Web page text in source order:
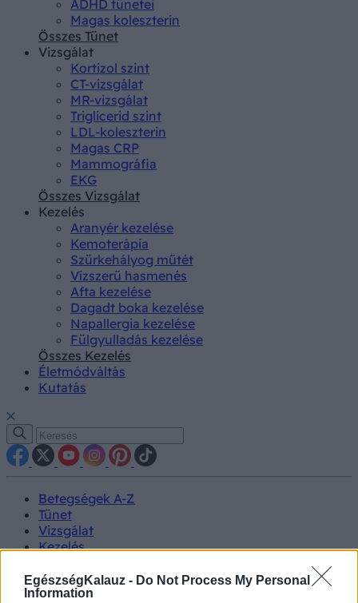
EgészségKalauz - Do Not Process My Personal
Information
ADHD tünetei
Magas koleszterin
Összes Tünet
Vizsgálat
Kortizol szint
CT-vizsgálat
MR-vizsgálat
Triglicerid szint
LDL-koleszterin
Magas CRP
Mammográfia
EKG
Összes Vizsgálat
Kezelés
Aranyér kezelése
Kemoterápia
Szürkehályog műtét
Vízszerű hasmenés
Afta kezelése
Dagadt boka kezelése
Napallergia kezelése
Fülgyulladás kezelése
Összes Kezelés
Életmódváltás
Kutatás
Betegségek A-Z
Tünet
Vizsgálat
Kezelés
Kutatás
Prevenció